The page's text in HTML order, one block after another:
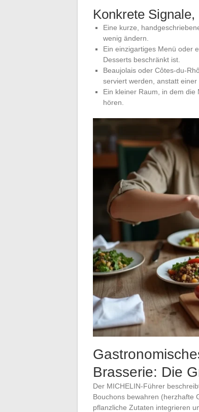
Konkrete
Eine kurze,
wenig ändern.
Ein einzigartiges Menü oder
Desserts beschränkt ist.
Beaujolais oder Côtes-du-
serviert werden, anstatt
Ein kleiner Raum, in dem
hören.
Brasserie: Die
Der MICHELIN-Führer
Bouchons bewahren (herzhafte
pflanzliche Zutaten integrieren